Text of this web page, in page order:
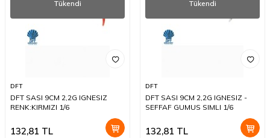
Tükendi
DFT
DFT SASI 9CM 2,2G IGNESIZ
RENK:KIRMIZI 1/6
132,81 TL
Tükendi
DFT
DFT SASI 9CM 2,2G IGNESIZ -
SEFFAF GUMUS SIMLI 1/6
132,81 TL